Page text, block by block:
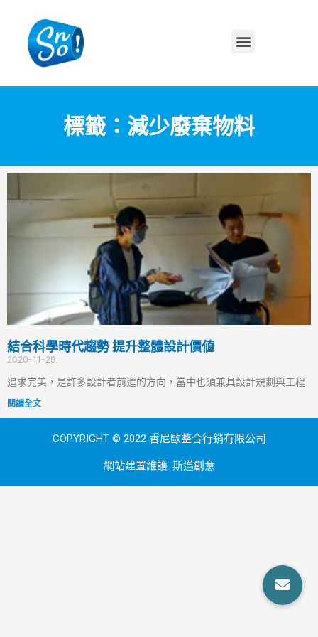
標籤：減少廢棄物料
結合科學時代趨勢 提升整體設計價値
2020-11-29
追求完美，是許多設計者前進的方向，當中也須兼具設計規劃與工程
閱讀全文
COPYRIGHT © 2022 香尼歐整合行銷有限公司
網站建置維護: 斯邁創意